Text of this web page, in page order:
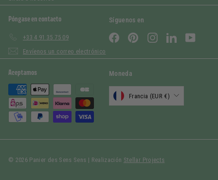
Póngase en contacto
+33 4 91 35 75 09
Envíenos un correo electrónico
Síguenos en
FacebookPinterestInstagramLinkedIn
Aceptamos Moneda
Francia (EUR €)
© 2026 Panier des Sens Sens | Realización Stellar Projects